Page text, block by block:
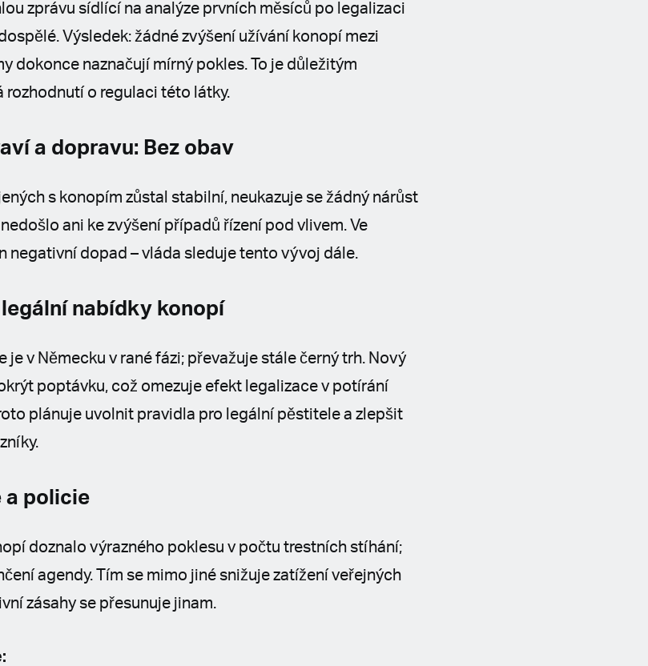
zprávu sídlící na analýze prvních měsíců po legalizaci
Výsledek: žádné zvýšení užívání konopí mezi
dokonce naznačují mírný pokles. To je důležitým
o regulaci této látky.
a dopravu: Bez obav
s konopím zůstal stabilní, neukazuje se žádný nárůst
ani ke zvýšení případů řízení pod vlivem. Ve
negativní dopad – vláda sleduje tento vývoj dále.
nabídky konopí
v Německu v rané fázi; převažuje stále černý trh. Nový
poptávku, což omezuje efekt legalizace v potírání
plánuje uvolnit pravidla pro legální pěstitele a zlepšit
a policie
doznalo výrazného poklesu v počtu trestních stíhání;
agendy. Tím se mimo jiné snižuje zatížení veřejných
zásahy se přesunuje jinam.